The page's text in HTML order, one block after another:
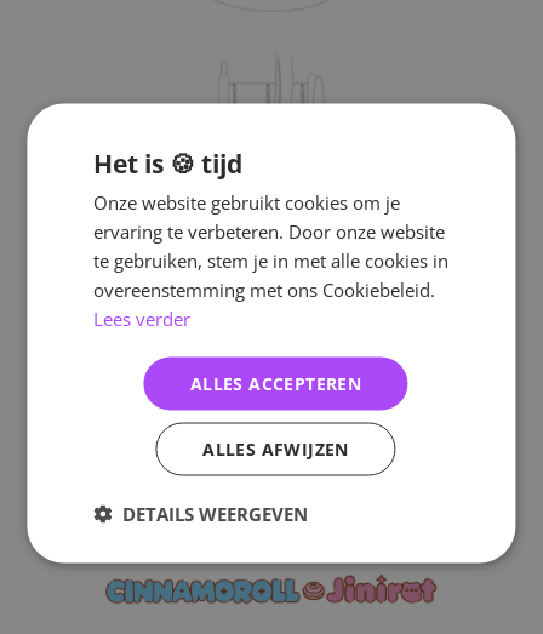
Het is 🍪 tijd
Onze website gebruikt cookies om je
ervaring te verbeteren. Door onze website
te gebruiken, stem je in met alle cookies in
overeenstemming met ons Cookiebeleid.
Lees verder
ALLES ACCEPTEREN
ALLES AFWIJZEN
DETAILS WEERGEVEN